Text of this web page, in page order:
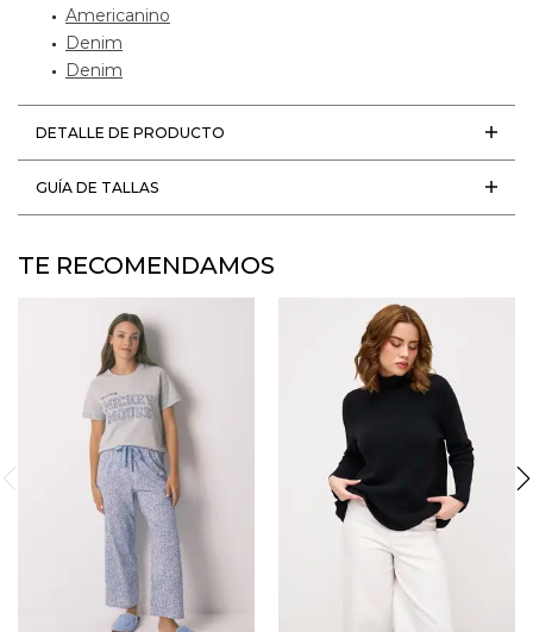
Americanino
Denim
Denim
DETALLE DE PRODUCTO
GUÍA DE TALLAS
TE RECOMENDAMOS